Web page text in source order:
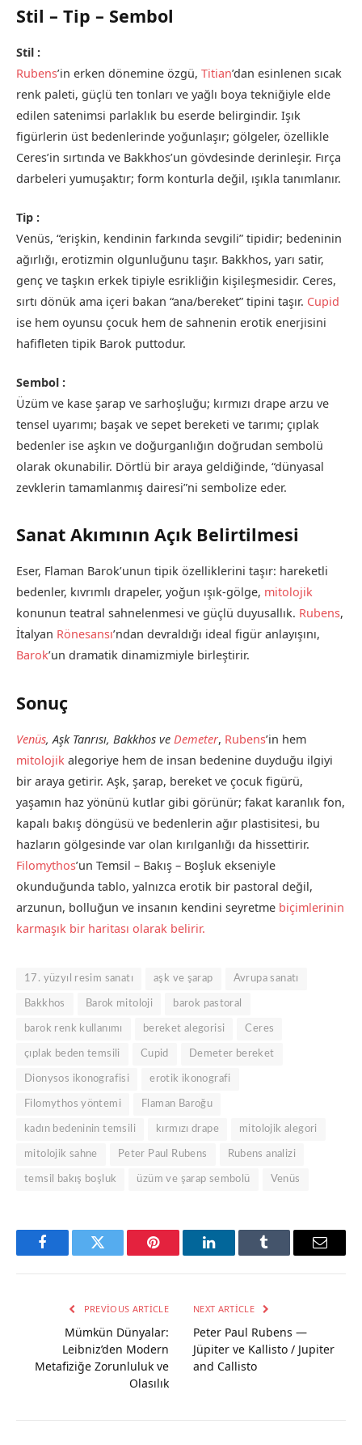
Stil – Tip – Sembol
Stil :
Rubens’in erken dönemine özgü, Titian’dan esinlenen sıcak
renk paleti, güçlü ten tonları ve yağlı boya tekniğiyle elde
edilen satenimsi parlaklık bu eserde belirgindir. Işık
figürlerin üst bedenlerinde yoğunlaşır; gölgeler, özellikle
Ceres’in sırtında ve Bakkhos’un gövdesinde derinleşir. Fırça
darbeleri yumuşaktır; form konturla değil, ışıkla tanımlanır.
Tip :
Venüs, “erişkin, kendinin farkında sevgili” tipidir; bedeninin
ağırlığı, erotizmin olgunluğunu taşır. Bakkhos, yarı satir,
genç ve taşkın erkek tipiyle esrikliğin kişileşmesidir. Ceres,
sırtı dönük ama içeri bakan “ana/bereket” tipini taşır. Cupid
ise hem oyunsu çocuk hem de sahnenin erotik enerjisini
hafifleten tipik Barok puttodur.
Sembol :
Üzüm ve kase şarap ve sarhoşluğu; kırmızı drape arzu ve
tensel uyarımı; başak ve sepet bereketi ve tarımı; çıplak
bedenler ise aşkın ve doğurganlığın doğrudan sembolü
olarak okunabilir. Dörtlü bir araya geldiğinde, “dünyasal
zevklerin tamamlanmış dairesi”ni sembolize eder.
Sanat Akımının Açık Belirtilmesi
Eser, Flaman Barok’unun tipik özelliklerini taşır: hareketli
bedenler, kıvrımlı drapeler, yoğun ışık-gölge, mitolojik
konunun teatral sahnelenmesi ve güçlü duyusallık. Rubens,
İtalyan Rönesansı’ndan devraldığı ideal figür anlayışını,
Barok’un dramatik dinamizmiyle birleştirir.
Sonuç
Venüs, Aşk Tanrısı, Bakkhos ve Demeter, Rubens’in hem
mitolojik alegoriye hem de insan bedenine duyduğu ilgiyi
bir araya getirir. Aşk, şarap, bereket ve çocuk figürü,
yaşamın haz yönünü kutlar gibi görünür; fakat karanlık fon,
kapalı bakış döngüsü ve bedenlerin ağır plastisitesi, bu
hazların gölgesinde var olan kırılganlığı da hissettirir.
Filomythos’un Temsil – Bakış – Boşluk ekseniyle
okunduğunda tablo, yalnızca erotik bir pastoral değil,
arzunun, bolluğun ve insanın kendini seyretme biçimlerinin
karmaşık bir haritası olarak belirir.
17. yüzyıl resim sanatı aşk ve şarap Avrupa sanatı
Bakkhos Barok mitoloji barok pastoral
barok renk kullanımı bereket alegorisi Ceres
çıplak beden temsili Cupid Demeter bereket
Dionysos ikonografisi erotik ikonografi
Filomythos yöntemi Flaman Baroğu
kadın bedeninin temsili kırmızı drape mitolojik alegori
mitolojik sahne Peter Paul Rubens Rubens analizi
temsil bakış boşluk üzüm ve şarap sembolü Venüs
FacebookTwitter Pinterest LinkedInTumblr Email
PREVIOUS ARTICLE
Mümkün Dünyalar:
Leibniz’den Modern
Metafiziğe Zorunluluk ve
Olasılık
NEXT ARTICLE
Peter Paul Rubens —
Jüpiter ve Kallisto / Jupiter
and Callisto